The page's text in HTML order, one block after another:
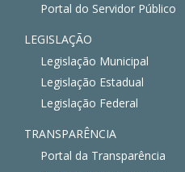
Portal do Servidor Público
LEGISLAÇÃO
Legislação Municipal
Legislação Estadual
Legislação Federal
TRANSPARÊNCIA
Portal da Transparência